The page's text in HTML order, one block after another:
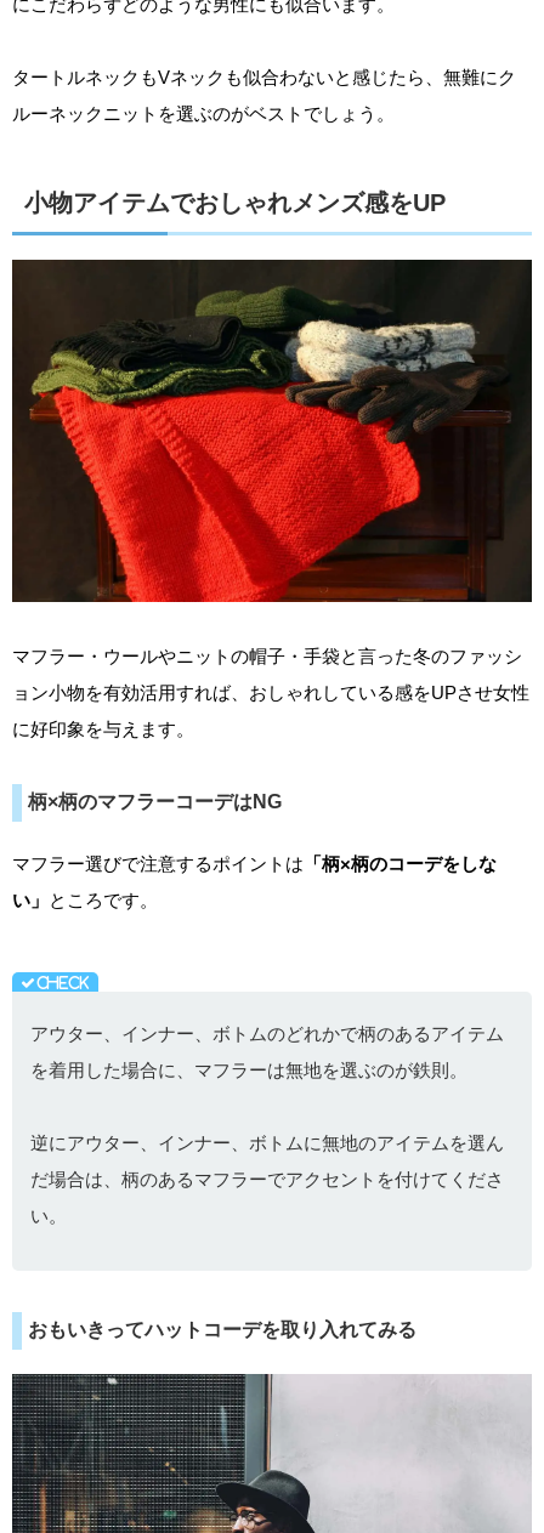
にこだわらずどのような男性にも似合います。
タートルネックもVネックも似合わないと感じたら、無難にク
ルーネックニットを選ぶのがベストでしょう。
小物アイテムでおしゃれメンズ感をUP
マフラー・ウールやニットの帽子・手袋と言った冬のファッシ
ョン小物を有効活用すれば、おしゃれしている感をUPさせ女性
に好印象を与えます。
柄×柄のマフラーコーデはNG
マフラー選びで注意するポイントは 「柄×柄のコーデをしな
い」 ところです。
アウター、インナー、ボトムのどれかで柄のあるアイテム
を着用した場合に、マフラーは無地を選ぶのが鉄則。
逆にアウター、インナー、ボトムに無地のアイテムを選ん
だ場合は、柄のあるマフラーでアクセントを付けてくださ
い。
おもいきってハットコーデを取り入れてみる